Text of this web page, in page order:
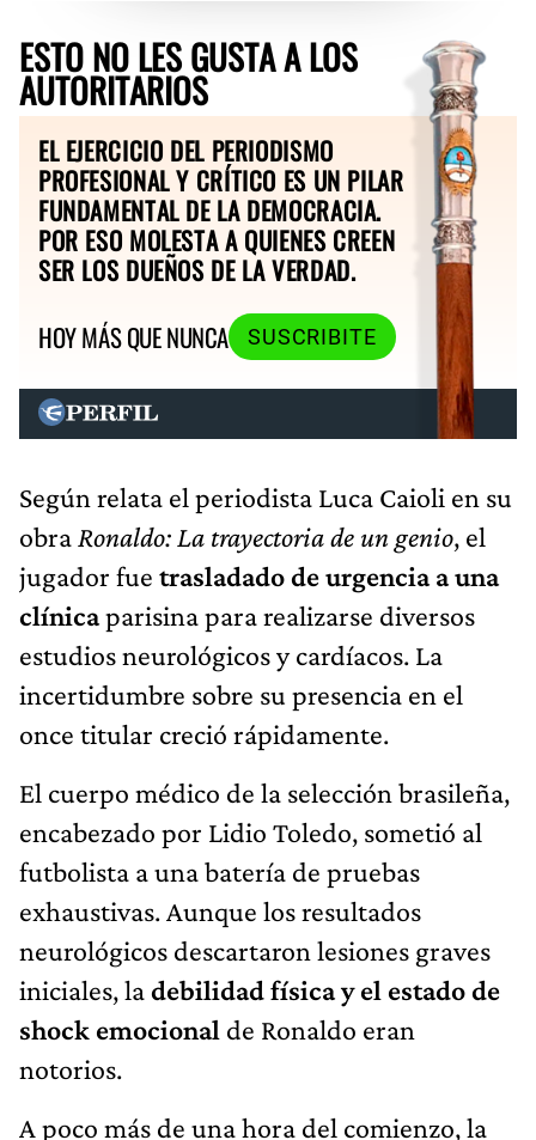
ESTO NO LES GUSTA A LOS
AUTORITARIOS
EL EJERCICIO DEL PERIODISMO
PROFESIONAL Y CRÍTICO ES UN PILAR
FUNDAMENTAL DE LA DEMOCRACIA.
POR ESO MOLESTA A QUIENES CREEN
SER LOS DUEÑOS DE LA VERDAD.
HOY MÁS QUE NUNCA
SUSCRIBITE
Según relata el periodista Luca Caioli en su
obra Ronaldo: La trayectoria de un genio, el
jugador fue trasladado de urgencia a una
clínicaparisina para realizarse diversos
estudios neurológicos y cardíacos. La
incertidumbre sobre su presencia en el
once titular creció rápidamente.
El cuerpo médico de la selección brasileña,
encabezado por Lidio Toledo, sometió al
futbolista a una batería de pruebas
exhaustivas. Aunque los resultados
neurológicos descartaron lesiones graves
iniciales, ladebilidad física y el estado de
shock emocional de Ronaldo eran
notorios.
A poco más de una hora del comienzo, la